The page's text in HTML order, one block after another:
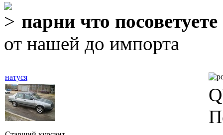
парни что
от нашей до импорта
натуся